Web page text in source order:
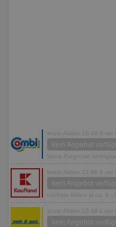
letzte Aktion 10,49 € vor
kein Angebot
keine Prognose verfügbar
letzte Aktion 12,99 € vor
kein Angebot
nächste Aktion in ca. 8 -
letzte Aktion 12,49 € vor
kein Angebot